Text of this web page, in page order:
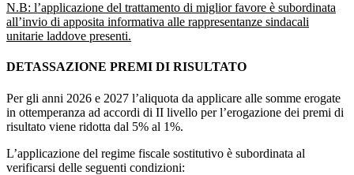
N.B: l’applicazione del trattamento di miglior favore è subordinata
all’invio di apposita informativa alle rappresentanze sindacali
unitarie laddove presenti.
DETASSAZIONE PREMI DI RISULTATO
Per gli anni 2026 e 2027 l’aliquota da applicare alle somme erogate
in ottemperanza ad accordi di II livello per l’erogazione dei premi di
risultato viene ridotta dal 5% al 1%.
L’applicazione del regime fiscale sostitutivo è subordinata al
verificarsi delle seguenti condizioni: